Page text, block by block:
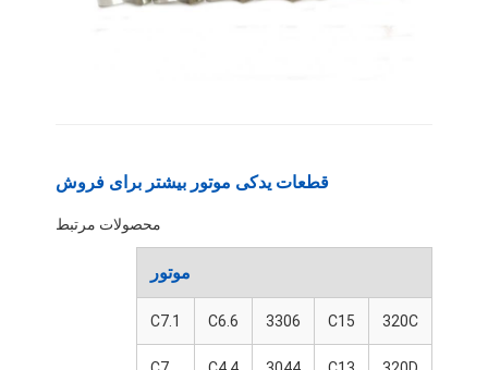
صفحه اصلی
نمایش VR
قطعات یدکی موتور بیشتر برای فروش
محصولات مرتبط
موتور
320C
C15
3306
C6.6
C7.1